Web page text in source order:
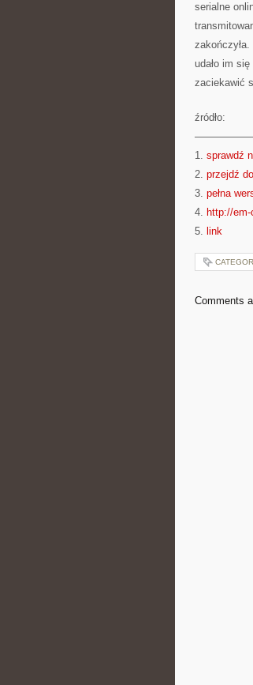
serialne
udało im
zaciekawić
źródło:
1. sprawdź
2. przejdź
3. pełna
4. http://
5. link
Comments